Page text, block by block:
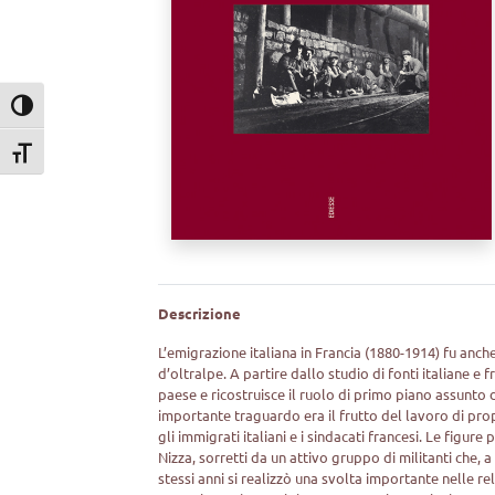
Attiva/disattiva alto contrasto
Attiva/disattiva dimensione testo
Descrizione
L’emigrazione italiana in Francia (1880-1914) fu
d’oltralpe. A partire dallo studio di fonti italiane e
paese e ricostruisce il ruolo di primo piano
importante traguardo era il frutto del lavoro di
gli immigrati italiani e i sindacati francesi. Le figure
Nizza, sorretti da un attivo gruppo di militanti che,
stessi anni si realizzò una svolta importante nelle